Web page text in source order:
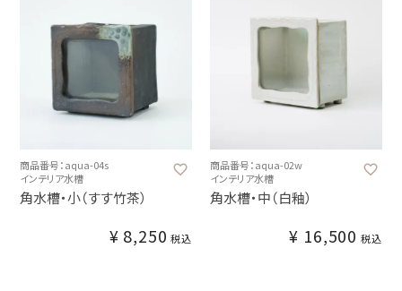
商品番号：aqua-04s
インテリア水槽
角水槽・小（すす竹茶）
¥ 8,250 税込
商品番号：aqua-02w
インテリア水槽
角水槽・中（白釉）
¥ 16,500 税込